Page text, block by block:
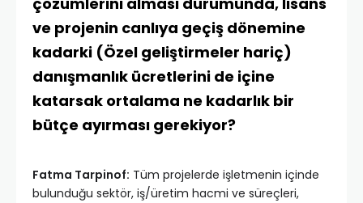
ve projenin canlıya geçiş dönemine
kadarki (Özel geliştirmeler hariç)
danışmanlık ücretlerini de içine
katarsak ortalama ne kadarlık bir
bütçe ayırması gerekiyor?
Fatma Tarpinof: Tüm projelerde işletmenin içinde
bulunduğu sektör, iş/üretim hacmi ve süreçleri,